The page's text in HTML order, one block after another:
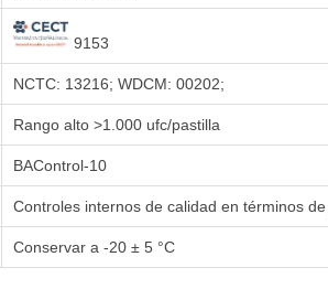
9153
NCTC: 13216; WDCM: 00202;
Rango alto >1.000 ufc/pastilla
BAControl-10
Controles internos de calidad en términos
Conservar a -20 ± 5 °C